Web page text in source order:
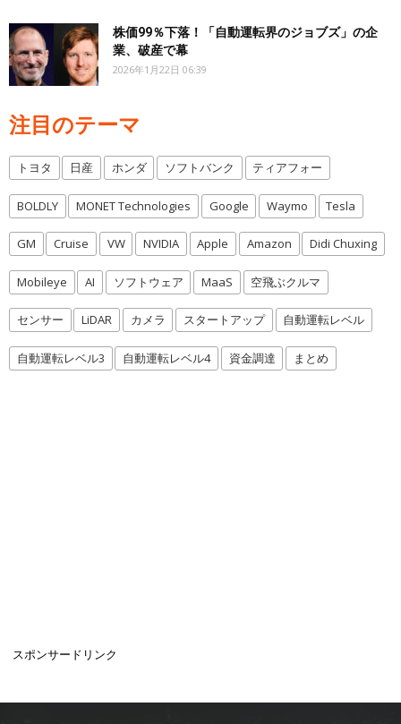
株価99％下落！「自動運転界のジョブズ」の企
業、破産で幕
2026年1月22日 06:39
注目のテーマ
トヨタ 日産 ホンダ ソフトバンク ティアフォー
BOLDLY MONET Technologies Google Waymo Tesla
GM Cruise VW NVIDIA Apple Amazon Didi Chuxing
Mobileye AI ソフトウェア MaaS 空飛ぶクルマ
センサー LiDAR カメラ スタートアップ 自動運転レベル
自動運転レベル3 自動運転レベル4 資金調達 まとめ
スポンサードリンク